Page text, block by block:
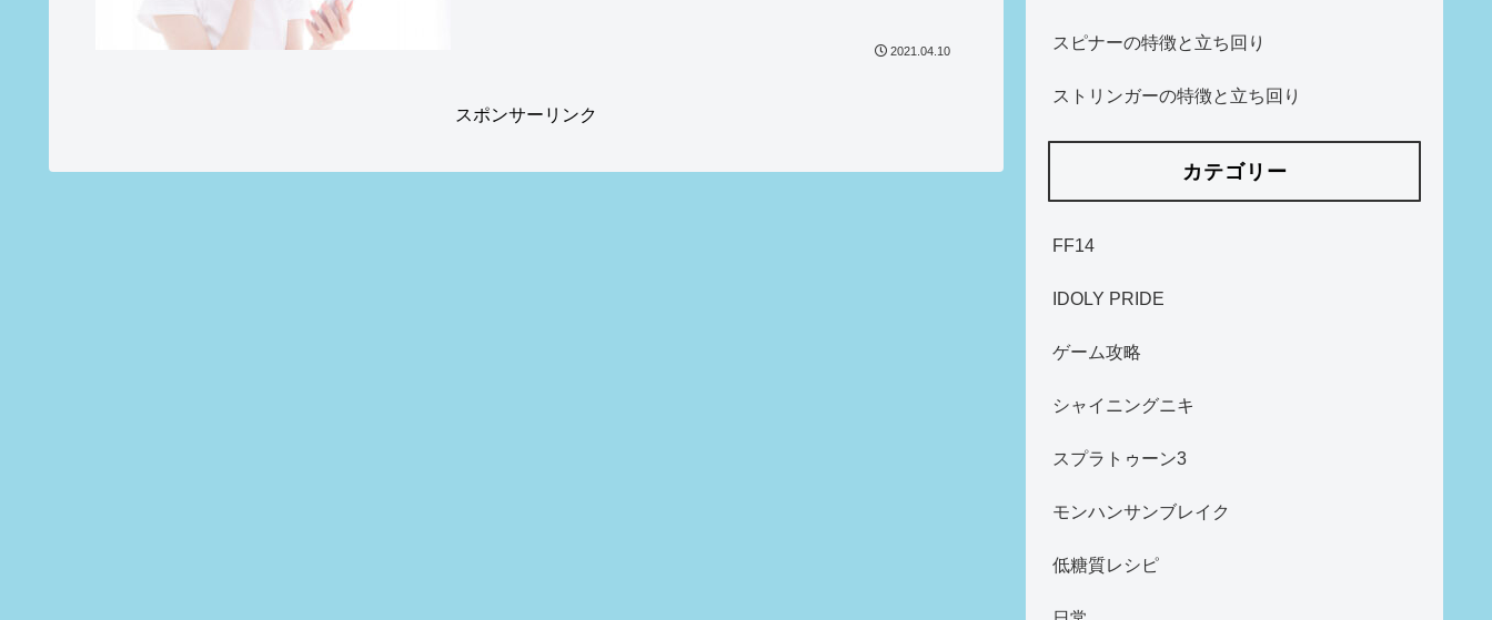
2021.04.10
スポンサーリンク
スピナーの特徴と立ち回り
ストリンガーの特徴と立ち回り
カテゴリー
FF14
IDOLY PRIDE
ゲーム攻略
シャイニングニキ
スプラトゥーン3
モンハンサンブレイク
低糖質レシピ